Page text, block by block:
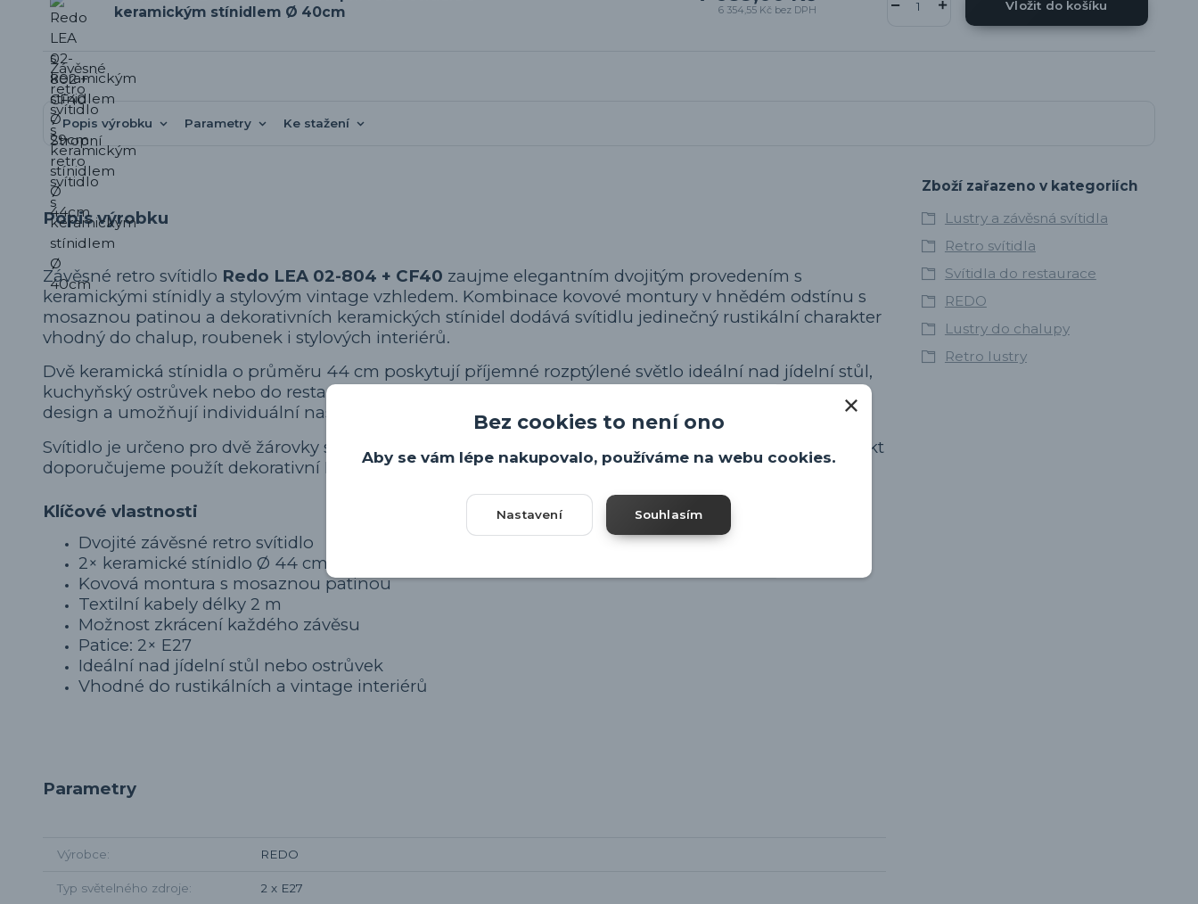
keramickým stínidlem Ø 40cm
6 354,55 Kč bez DPH Vložit do košíku
Popis výrobku Parametry Ke stažení
Popis výrobku
Závěsné retro svítidlo Redo LEA 02-804 + CF40 zaujme elegantním dvojitým provedením s
keramickými stínidly a stylovým vintage vzhledem. Kombinace kovové montury v hnědém odstínu s
mosaznou patinou a dekorativních keramických stínidel dodává svítidlu jedinečný rustikální charakter
vhodný do chalup, roubenek i stylových interiérů.
Dvě keramická stínidla o průměru 44 cm poskytují příjemné rozptýlené světlo ideální nad jídelní stůl,
kuchyňský ostrůvek nebo do restaurací a kaváren. Textilní kabely o délce 2 metry podtrhují retro
design a umožňují individuální nastavení výšky zavěšení.
Svítidlo je určeno pro dvě žárovky s paticí E27, které nejsou součástí balení. Pro dokonalý vintage efekt
doporučujeme použít dekorativní LED filamentové žárovky.
Klíčové vlastnosti
Dvojité závěsné retro svítidlo
2× keramické stínidlo Ø 44 cm
Kovová montura s mosaznou patinou
Textilní kabely délky 2 m
Možnost zkrácení každého závěsu
Patice: 2× E27
Ideální nad jídelní stůl nebo ostrůvek
Vhodné do rustikálních a vintage interiérů
Parametry
Výrobce REDO
Typ světelného zdroje 2 x E27
Zboží zařazeno v kategoriích
Lustry a závěsná svítidla
Retro svítidla
Svítidla do restaurace
REDO
Lustry do chalupy
Retro lustry
Bez cookies to není ono
Aby se vám lépe nakupovalo, používáme na webu cookies.
Nastavení Souhlasím